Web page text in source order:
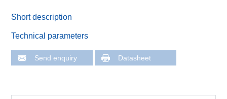
Short description
Technical parameters
Send enquiry Datasheet